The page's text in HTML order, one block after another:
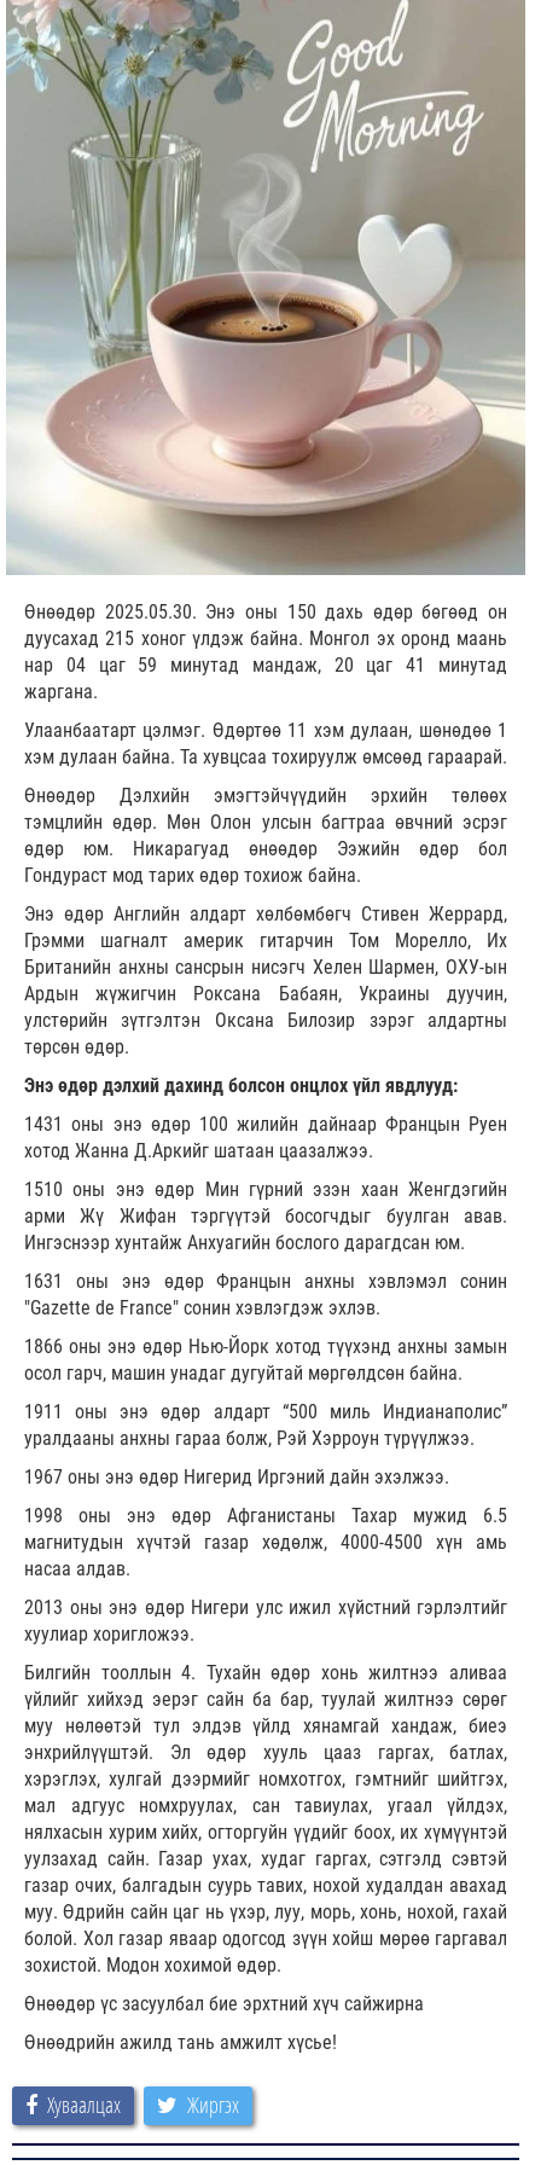
Өнөөдөр 2025.05.30. Энэ оны 150 дахь өдөр бөгөөд он
дуусахад 215 хоног үлдэж байна. Монгол эх оронд маань
нар 04 цаг 59 минутад мандаж, 20 цаг 41 минутад
жаргана.
Улаанбаатарт цэлмэг. Өдөртөө 11 хэм дулаан, шөнөдөө 1
хэм дулаан байна. Та хувцсаа тохируулж өмсөөд гараарай.
Өнөөдөр Дэлхийн эмэгтэйчүүдийн эрхийн төлөөх
тэмцлийн өдөр. Мөн Олон улсын багтраа өвчний эсрэг
өдөр юм. Никарагуад өнөөдөр Ээжийн өдөр бол
Гондураст мод тарих өдөр тохиож байна.
Энэ өдөр Английн алдарт хөлбөмбөгч Стивен Жеррард,
Грэмми шагналт америк гитарчин Том Морелло, Их
Британийн анхны сансрын нисэгч Хелен Шармен, ОХУ-ын
Ардын жүжигчин Роксана Бабаян, Украины дуучин,
улстөрийн зүтгэлтэн Оксана Билозир зэрэг алдартны
төрсөн өдөр.
Энэ өдөр дэлхий дахинд болсон онцлох үйл явдлууд:
1431 оны энэ өдөр 100 жилийн дайнаар Францын Руен
хотод Жанна Д.Аркийг шатаан цаазалжээ.
1510 оны энэ өдөр Мин гүрний эзэн хаан Женгдэгийн
арми Жү Жифан тэргүүтэй босогчдыг буулган авав.
Ингэснээр хунтайж Анхуагийн бослого дарагдсан юм.
1631 оны энэ өдөр Францын анхны хэвлэмэл сонин
"Gazette de France" сонин хэвлэгдэж эхлэв.
1866 оны энэ өдөр Нью-Йорк хотод түүхэнд анхны замын
осол гарч, машин унадаг дугуйтай мөргөлдсөн байна.
1911 оны энэ өдөр алдарт “500 миль Индианаполис”
уралдааны анхны гараа болж, Рэй Хэрроун түрүүлжээ.
1967 оны энэ өдөр Нигерид Иргэний дайн эхэлжээ.
1998 оны энэ өдөр Афганистаны Тахар мужид 6.5
магнитудын хүчтэй газар хөдөлж, 4000-4500 хүн амь
насаа алдав.
2013 оны энэ өдөр Нигери улс ижил хүйстний гэрлэлтийг
хуулиар хоригложээ.
Билгийн тооллын 4. Тухайн өдөр хонь жилтнээ аливаа
үйлийг хийхэд эерэг сайн ба бар, туулай жилтнээ сөрөг
муу нөлөөтэй тул элдэв үйлд хянамгай хандаж, биеэ
энхрийлүүштэй. Эл өдөр хууль цааз гаргах, батлах,
хэрэглэх, хулгай дээрмийг номхотгох, гэмтнийг шийтгэх,
мал адгуус номхруулах, сан тавиулах, угаал үйлдэх,
нялхасын хурим хийх, огторгуйн үүдийг боох, их хүмүүнтэй
уулзахад сайн. Газар ухах, худаг гаргах, сэтгэлд сэвтэй
газар очих, балгадын суурь тавих, нохой худалдан авахад
муу. Өдрийн сайн цаг нь үхэр, луу, морь, хонь, нохой, гахай
болой. Хол газар яваар одогсод зүүн хойш мөрөө гаргавал
зохистой. Модон хохимой өдөр.
Өнөөдөр үс засуулбал бие эрхтний хүч сайжирна
Өнөөдрийн ажилд тань амжилт хүсье!
Хуваалцах Жиргэх